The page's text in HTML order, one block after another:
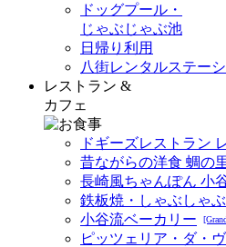
ドッグプール・
じゃぶじゃぶ池
日帰り利用
八街レンタルステー
レストラン &
カフェ
ドギーズレストラン
昔ながらの洋食 蜩の
長崎風ちゃんぽん 小
鉄板焼・しゃぶしゃ
小谷流ベーカリー
ピッツェリア・ダ・